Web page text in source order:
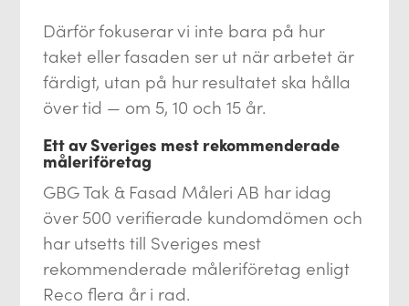
Därför fokuserar vi inte bara på hur
taket eller fasaden ser ut när arbetet är
färdigt, utan på hur resultatet ska hålla
över tid — om 5, 10 och 15 år.
Ett av Sveriges mest rekommenderade
måleriföretag
GBG Tak & Fasad Måleri AB har idag
över 500 verifierade kundomdömen och
har utsetts till Sveriges mest
rekommenderade måleriföretag enligt
Reco flera år i rad.